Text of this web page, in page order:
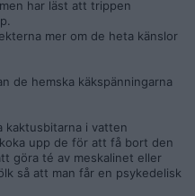
har läst att trippen
mer om de heta känslor
de hemska käkspänningarna
kaktusbitarna i vatten
upp de för att få bort den
göra té av meskalinet eller
så att man får en psykedelisk